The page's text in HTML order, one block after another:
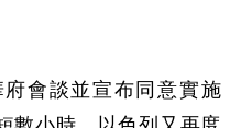
會談並宣布同意實施